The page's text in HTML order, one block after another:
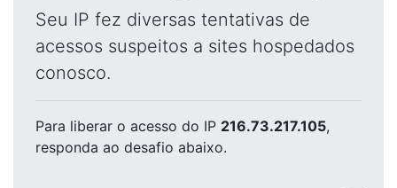
Seu IP fez diversas tentativas de
acessos suspeitos a sites hospedados
conosco.
Para liberar o acesso do IP 216.73.217.105,
responda ao desafio abaixo.